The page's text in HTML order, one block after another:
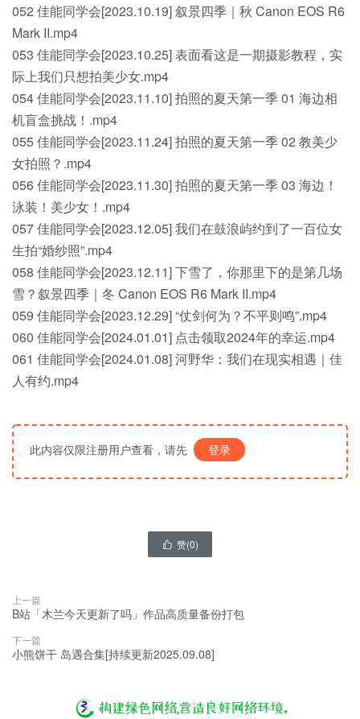
052 佳能同学会[2023.10.19] 叙景四季｜秋 Canon EOS R6
Mark II.mp4
053 佳能同学会[2023.10.25] 表面看这是一期摄影教程，实
际上我们只想拍美少女.mp4
054 佳能同学会[2023.11.10] 拍照的夏天第一季 01 海边相
机盲盒挑战！.mp4
055 佳能同学会[2023.11.24] 拍照的夏天第一季 02 教美少
女拍照？.mp4
056 佳能同学会[2023.11.30] 拍照的夏天第一季 03 海边！
泳装！美少女！.mp4
057 佳能同学会[2023.12.05] 我们在鼓浪屿约到了一百位女
生拍“婚纱照”.mp4
058 佳能同学会[2023.12.11] 下雪了，你那里下的是第几场
雪？叙景四季｜冬 Canon EOS R6 Mark II.mp4
059 佳能同学会[2023.12.29] “仗剑何为？不平则鸣”.mp4
060 佳能同学会[2024.01.01] 点击领取2024年的幸运.mp4
061 佳能同学会[2024.01.08] 河野华：我们在现实相遇｜佳
人有约.mp4
此内容仅限注册用户查看，请先 登录
 赞(0)
上一篇
B站「木兰今天更新了吗」作品高质量备份打包
下一篇
小熊饼干 岛遇合集[持续更新2025.09.08]